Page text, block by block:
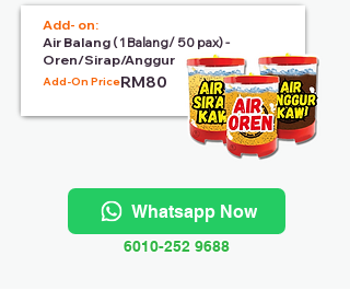
Add- on:
Air Balang ( 1 Balang/ 50 pax) -
Oren/Sirap/Anggur
Add-On Price:RM80
Whatsapp Now
6010-252 9688